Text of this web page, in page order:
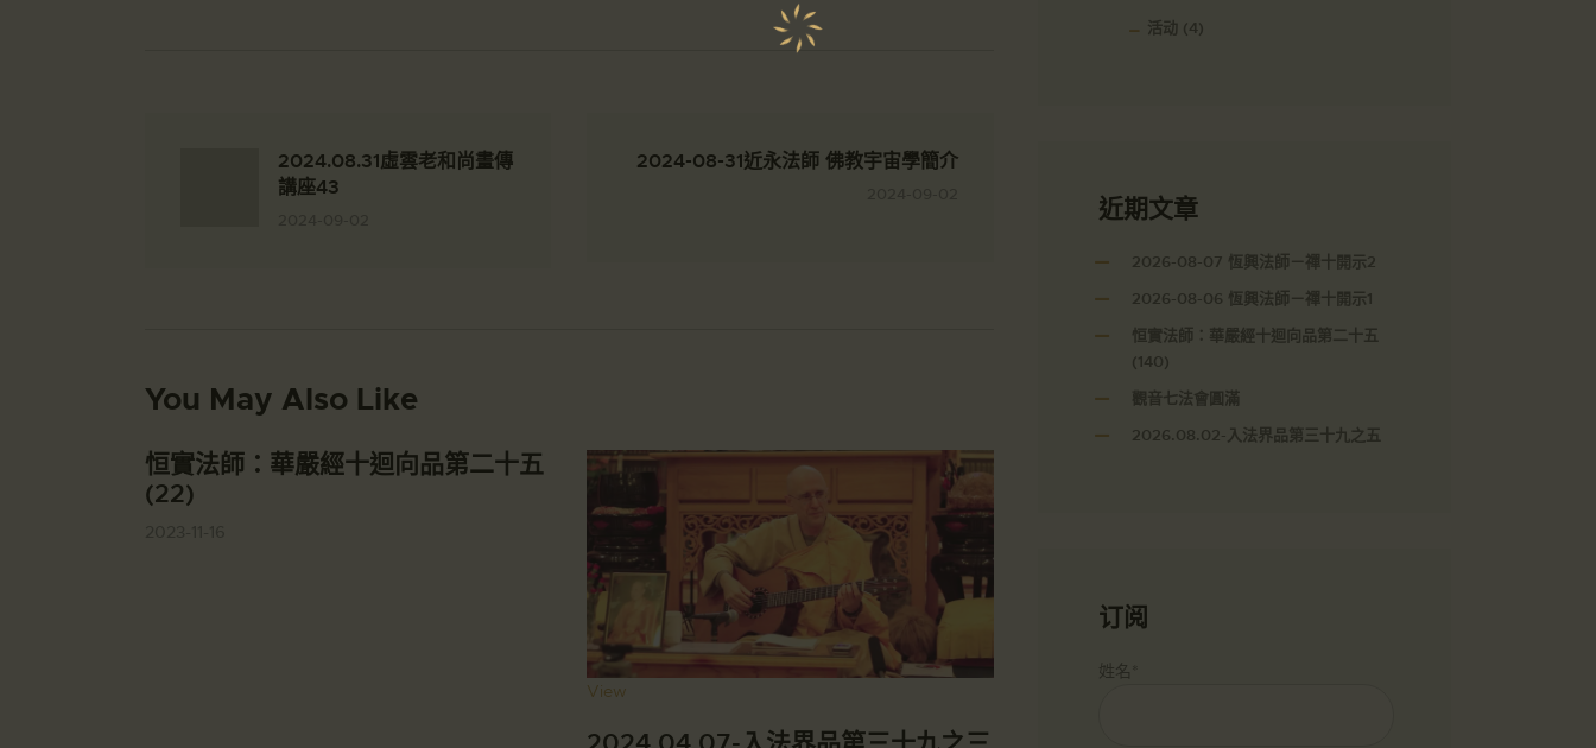
2024.08.31虛雲老和尚畫傳
講座43
2024-08-31近永法師 佛教宇宙學簡介
You May Also Like
恒實法師：華嚴經十迴向品第二十五
(22)
View
活动 (4)
近期文章
2026-08-07 恆興法師－禪十開示2
2026-08-06 恆興法師－禪十開示1
恒實法師：華嚴經十迴向品第二十五
(140)
觀音七法會圓滿
2026.08.02-入法界品第三十九之五
订阅
姓名*